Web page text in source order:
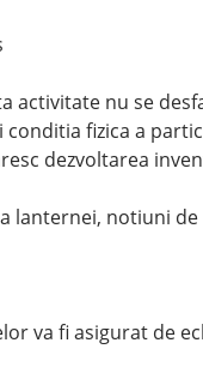
activitate nu se
fizica a
dezvoltarea
lanternei, notiuni
va fi asigurat de